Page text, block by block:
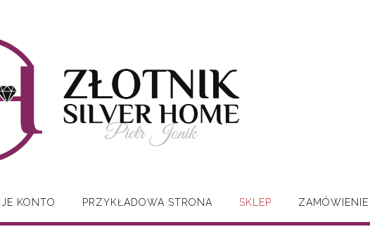
KONTO PRZYKŁADOWA STRONA SKLEP ZAMÓWIENIE